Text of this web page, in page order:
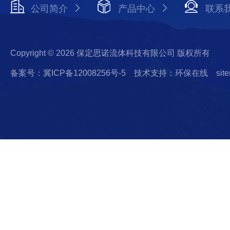
公司简介 产品中心 联系
Copyright © 2026 保定思诺流体科技有限公司 版权所有
备案号：冀ICP备12008256号-5 技术支持：环保在线